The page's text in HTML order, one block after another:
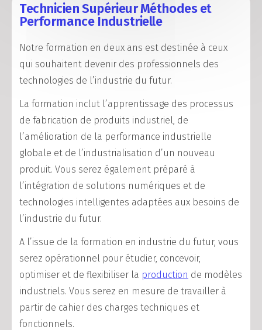
Technicien Supérieur Méthodes et
Performance Industrielle
Notre formation en deux ans est destinée à ceux
qui souhaitent devenir des professionnels des
technologies de l’industrie du futur.
La formation inclut l’apprentissage des processus
de fabrication de produits industriel, de
l’amélioration de la performance industrielle
globale et de l’industrialisation d’un nouveau
produit. Vous serez également préparé à
l’intégration de solutions numériques et de
technologies intelligentes adaptées aux besoins de
l’industrie du futur.
A l’issue de la formation en industrie du futur, vous
serez opérationnel pour étudier, concevoir,
optimiser et de flexibiliser la production de modèles
industriels. Vous serez en mesure de travailler à
partir de cahier des charges techniques et
fonctionnels.